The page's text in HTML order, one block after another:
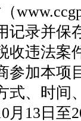
记录并保
收违法案
参加本项
式、时间
月13日至